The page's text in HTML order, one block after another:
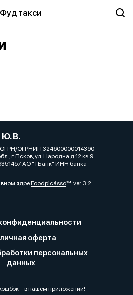
Фуд такси
В.
ОГРНИП 324600000014390
г. Псков, ул. Народна д.12 кв.9
АО "ТБанк" ИНН банка
ядреFoodpicássover. 3.2
оферта
персональных
данных
− в нашем приложении!